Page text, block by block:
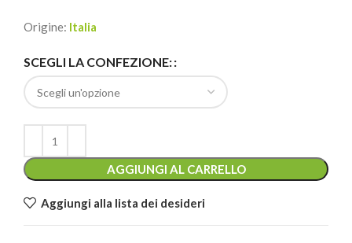
Origine: Italia
SCEGLI LA CONFEZIONE:
AGGIUNGI AL CARRELLO
Alternative:
Aggiungi alla lista dei desideri